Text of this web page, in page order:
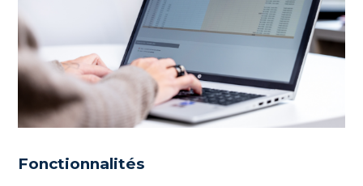
Fonctionnalités